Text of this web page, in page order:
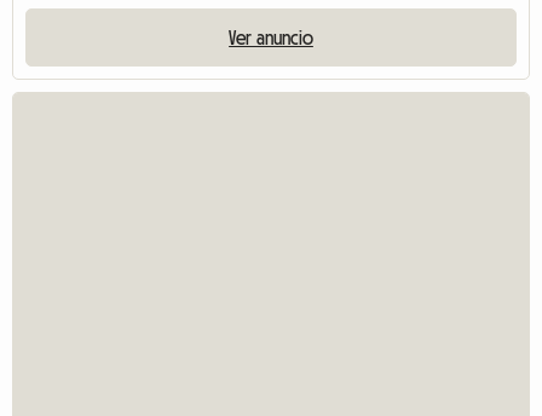
Ver anuncio